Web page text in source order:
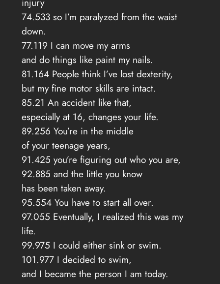
74.533 so I’m paralyzed from the waist
down.
77.119 I can move my arms
and do things like paint my nails.
81.164 People think I’ve lost dexterity,
but my fine motor skills are intact.
85.21 An accident like that,
especially at 16, changes your life.
89.256 You’re in the middle
of your teenage years,
91.425 you’re figuring out who you are,
92.885 and the little you know
has been taken away.
95.554 You have to start all over.
97.055 Eventually, I realized this was my
life.
99.975 I could either sink or swim.
101.977 I decided to swim,
and I became the person I am today.